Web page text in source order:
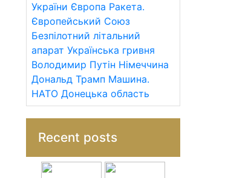
України Європа Ракета.
Європейський Союз
Безпілотний літальний
апарат Українська гривня
Володимир Путін Німеччина
Дональд Трамп Машина.
НАТО Донецька область
Recent posts